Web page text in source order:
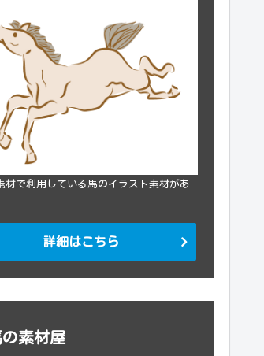
材で利用している馬のイラスト素材があ
詳細はこちら
の素材屋